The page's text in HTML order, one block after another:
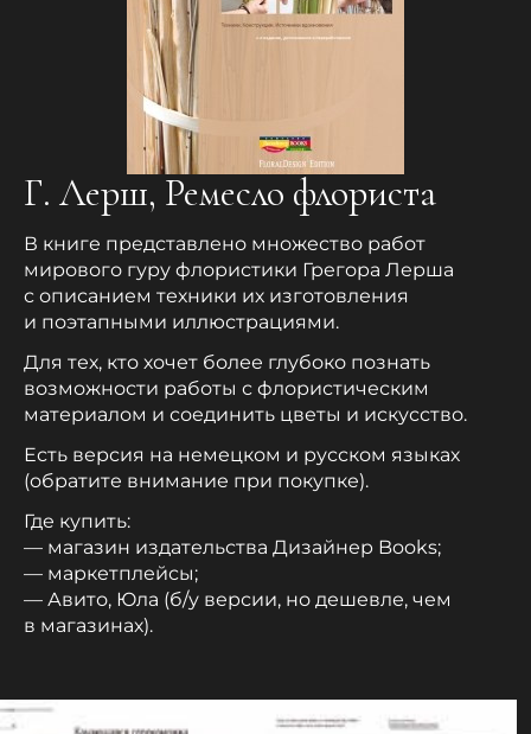
Г. Лерш, Ремесло флориста
В книге представлено множество работ
мирового гуру флористики Грегора Лерша
с описанием техники их изготовления
и поэтапными иллюстрациями.
Для тех, кто хочет более глубоко познать
возможности работы с флористическим
материалом и соединить цветы и искусство.
Есть версия на немецком и русском языках
(обратите внимание при покупке).
Где купить:
— магазин издательства Дизайнер Books;
— маркетплейсы;
— Авито, Юла (б/у версии, но дешевле, чем
в магазинах).